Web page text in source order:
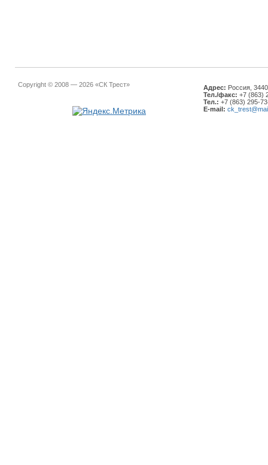
Copyright © 2008 — 2026 «СК Трест» Адрес: Россия,
Тел./факс: +7 (863)
Тел.: +7 (863) 295-
E-mail: